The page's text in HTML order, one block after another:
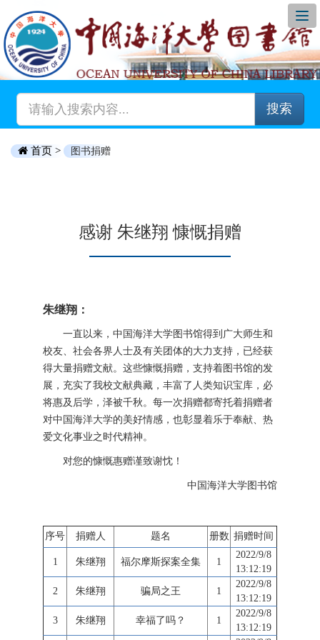
搜索
首页 > 图书捐赠
感谢 朱继翔 慷慨捐赠
朱继翔：
一直以来，中国海洋大学图书馆得到广大师生和
校友、社会各界人士及有关团体的大力支持，已经获
得大量捐赠文献。这些慷慨捐赠，支持着图书馆的发
展，充实了我校文献典藏，丰富了人类知识宝库，必
将惠及后学，泽被千秋。每一次捐赠都寄托着捐赠者
对中国海洋大学的美好情感，也彰显着乐于奉献、热
爱文化事业之时代精神。
对您的慷慨惠赠谨致谢忱！
中国海洋大学图书馆
序号 捐赠人 题名 册数 捐赠时间
1 朱继翔 福尔摩斯探案全集 1
2022/9/8
13:12:19
2 朱继翔 骗局之王 1
2022/9/8
13:12:19
3 朱继翔 幸福了吗？ 1
2022/9/8
13:12:19